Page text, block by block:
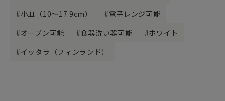
小皿（10～17.9cm）
電子レンジ可能
オーブン可能
食器洗い器可能
ホワイト
イッタラ（フィンランド）